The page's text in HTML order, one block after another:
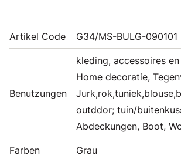
Artikel Code G34/MS-BULG-090101
Benutzungen
kleding, accessoires
Home decoratie,
outddor; tuin/
Abdeckungen, Boot,
Farben Grau